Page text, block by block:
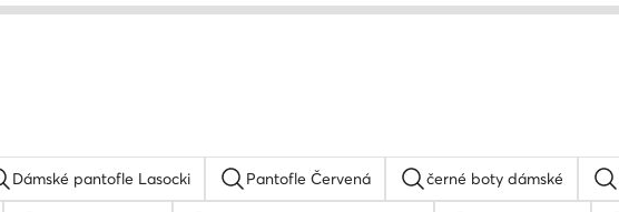
Dámské pantofle Lasocki Pantofle Červená černé boty dámské